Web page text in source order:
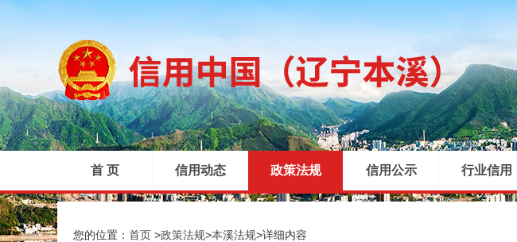
首 页
|
信用动态
|
政策法规 信用公示 行业信用
您的位置： 首页 >政策法规>本溪法规>详细内容